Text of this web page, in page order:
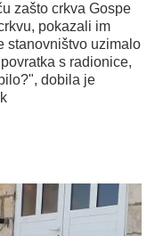
zašto crkva Gospe
pokazali im
stanovništvo uzimalo
s radionice,
dobila je